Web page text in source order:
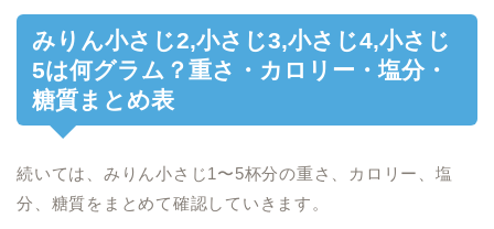
みりん小さじ2,小さじ3,小さじ4,小さじ
5は何グラム？重さ・カロリー・塩分・
糖質まとめ表
続いては、みりん小さじ1〜5杯分の重さ、カロリー、塩
分、糖質をまとめて確認していきます。